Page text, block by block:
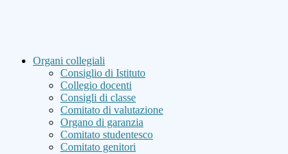
Organi collegiali
Consiglio di Istituto
Collegio docenti
Consigli di classe
Comitato di valutazione
Organo di garanzia
Comitato studentesco
Comitato genitori